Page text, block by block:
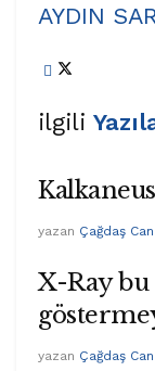
AYDIN
ilgili
yazan Çağdaş Can
X-Ray
yazan Çağdaş Can